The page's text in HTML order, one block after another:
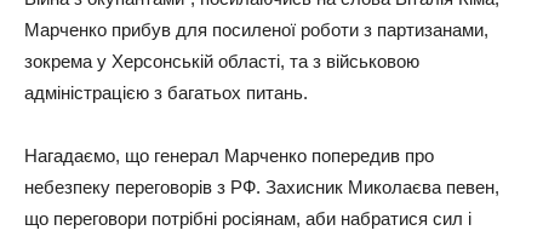
Марченко прибув для посиленої роботи з партизанами,
зокрема у Херсонській області, та з військовою
адміністрацією з багатьох питань.
Нагадаємо, що генерал Марченко попередив про
небезпеку переговорів з РФ. Захисник Миколаєва певен,
що переговори потрібні росіянам, аби набратися сил і